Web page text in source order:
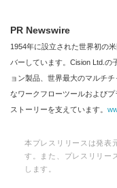
PR Newswire
1954年に設立された世界初の
バーしています。Cision Ltd.の
ョン製品、世界最大のマルチ
なワークフローツールおよび
ストーリーを支えています。
本プレスリリースは発表
す。また、プレスリリー
します。